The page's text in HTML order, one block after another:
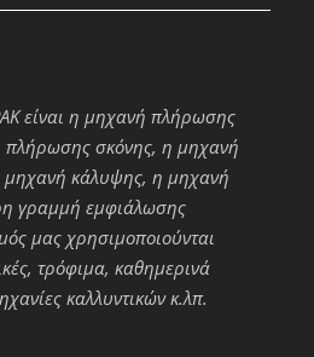
είναι η μηχανή πλήρωσης
σκόνης, η μηχανή
κάλυψης, η μηχανή
γραμμή εμφιάλωσης
μας χρησιμοποιούνται
τρόφιμα, καθημερινά
καλλυντικών κ.λπ.